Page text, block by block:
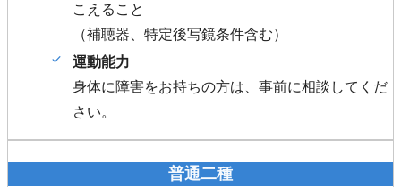
こえること
（補聴器、特定後写鏡条件含む）
運動能力
身体に障害をお持ちの方は、事前に相談してくだ
さい。
普通二種